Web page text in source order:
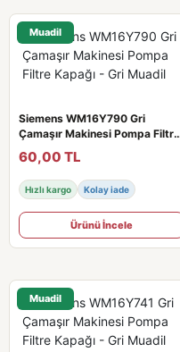
Muadil
Siemens WM16Y790 Gri
Çamaşır Makinesi Pompa Filtre
60,00 TL
Hızlı kargo Kolay iade
Ürünü İncele
Muadil